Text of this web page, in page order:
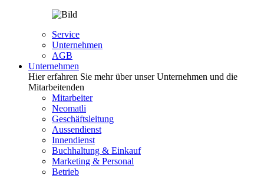
Service
Unternehmen
AGB
Unternehmen
Hier erfahren Sie mehr über unser Unternehmen und die
Mitarbeitenden
Mitarbeiter
Neomatli
Geschäftsleitung
Aussendienst
Innendienst
Buchhaltung & Einkauf
Marketing & Personal
Betrieb